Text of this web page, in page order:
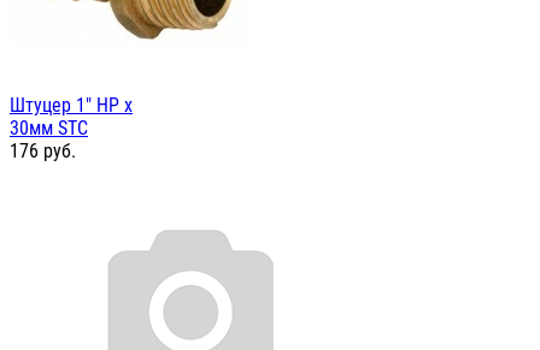
Штуцер 1" НР х
30мм STC
176 руб.